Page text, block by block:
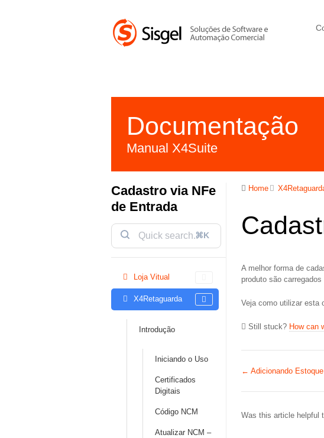
Documentação
Manual X4Suite
Cadastro via NFe
de Entrada
⌘K
Loja Vitual
X4Retaguarda
Introdução
Iniciando o Uso
Certificados
Digitais
Código NCM
Atualizar NCM –
Home
A melhor forma de
produto são
Veja como utilizar esta
Still stuck? How can
Doc
navigation
← Adicionando Estoque
Was this article helpful